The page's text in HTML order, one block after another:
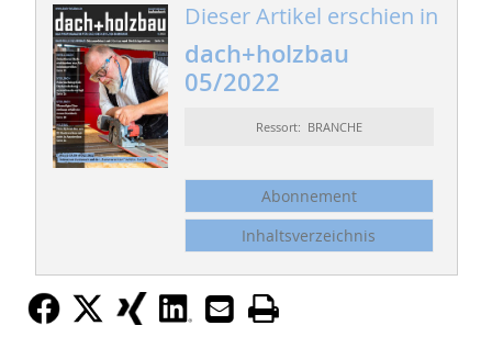
Dieser Artikel erschien in
dach+holzbau
05/2022
Ressort: BRANCHE
Abonnement
Inhaltsverzeichnis